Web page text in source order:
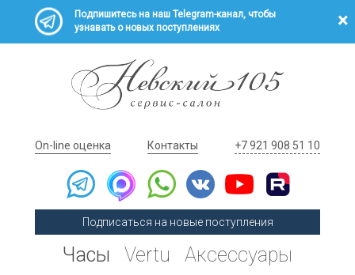
Подпишитесь на наш Telegram-канал, чтобы
узнавать о новых поступлениях
On-line оценка Контакты +7 921 908 51 10
Подписаться на новые поступления
Часы Vertu Аксессуары